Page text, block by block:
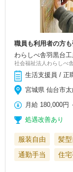
職員も利用者の方
わらしべ舎羽黒台
社会福祉法人わらしべ舎
生活支援員 / 正
宮城県 仙台市
月給 180,000円
処遇改善あり
服装自由 髪
通勤手当
住宅